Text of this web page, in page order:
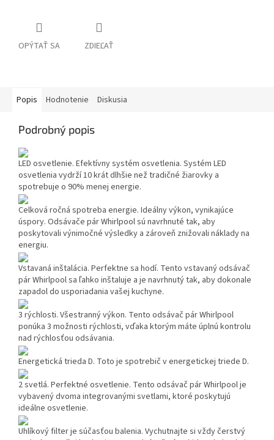
OPÝTAŤ SA ZDIEĽAŤ
Popis Hodnotenie Diskusia
Podrobný popis
LED osvetlenie. Efektívny systém osvetlenia. Systém LED
osvetlenia vydrží 10 krát dlhšie než tradičné žiarovky a
spotrebuje o 90% menej energie.
Celková ročná spotreba energie. Ideálny výkon, vynikajúce
úspory. Odsávače pár Whirlpool sú navrhnuté tak, aby
poskytovali výnimočné výsledky a zároveň znižovali náklady na
energiu.
Vstavaná inštalácia. Perfektne sa hodí. Tento vstavaný odsávač
pár Whirlpool sa ľahko inštaluje a je navrhnutý tak, aby dokonale
zapadol do usporiadania vašej kuchyne.
3 rýchlosti. Všestranný výkon. Tento odsávač pár Whirlpool
ponúka 3 možnosti rýchlosti, vďaka ktorým máte úplnú kontrolu
nad rýchlosťou odsávania.
Energetická trieda D. Toto je spotrebič v energetickej triede D.
2 svetlá. Perfektné osvetlenie. Tento odsávač pár Whirlpool je
vybavený dvoma integrovanými svetlami, ktoré poskytujú
ideálne osvetlenie.
Uhlíkový filter je súčasťou balenia. Vychutnajte si vždy čerstvý